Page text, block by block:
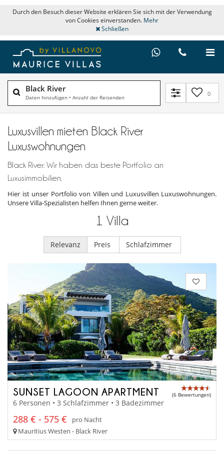
Durch den Besuch dieser Website erklären Sie sich mit der Verwendung
von Cookies einverstanden. Mehr
Schließen
Black River
Daten hinzufügen • Anzahl der Reisenden 0
Luxusvillen mieten Black River
Luxuswohnungen
Black River: Wir haben das beste Portfolio an
Luxusimmobilien.
Hier ist unser Portfolio von Villen und Luxusvillen Luxuswohnungen.
Unsere Villa-Spezialisten helfen Ihnen gerne weiter.
1 Villa
Relevanz Preis Schlafzimmer
SUNSET LAGOON APARTMENT (6 Bewertungen)
6 Personen • 3 Schlafzimmer • 3 Badezimmer
288 € - 575 €
pro Nacht
Mauritius Westen - Black River